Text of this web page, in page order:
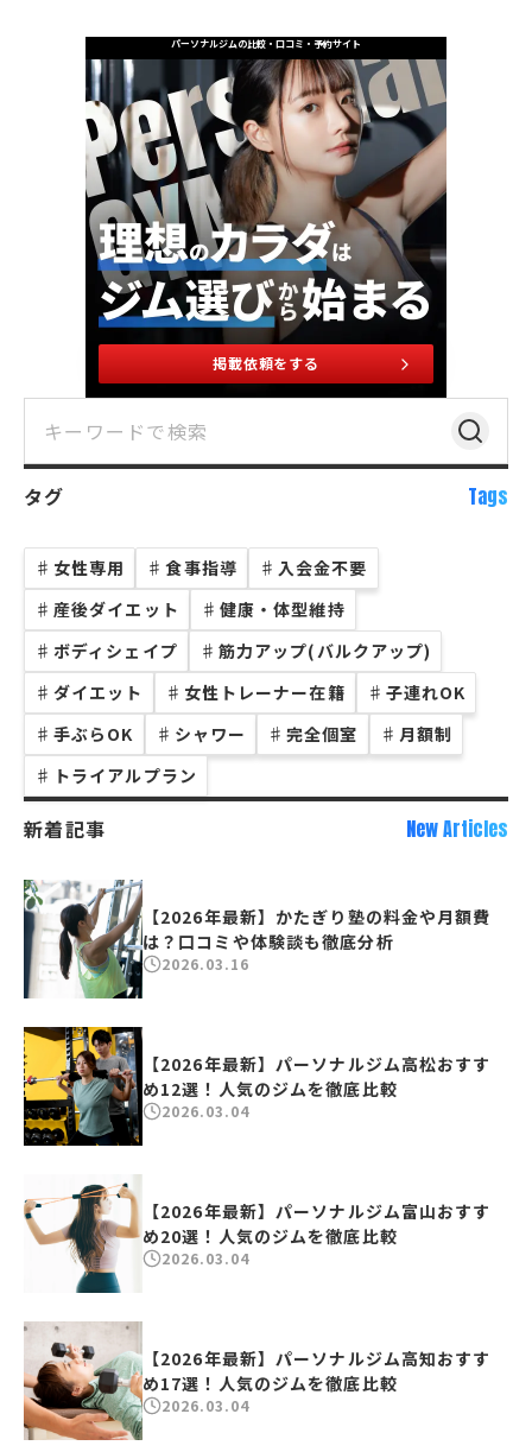
パーソナルジムの比較・口コミ・予約サイト
掲載依頼をする
タグ Tags
♯ 女性専用 ♯ 食事指導 ♯ 入会金不要
♯ 産後ダイエット ♯ 健康・体型維持
♯ ボディシェイプ ♯ 筋力アップ(バルクアップ)
♯ ダイエット ♯ 女性トレーナー在籍 ♯ 子連れOK
♯ 手ぶらOK ♯ シャワー ♯ 完全個室 ♯ 月額制
♯ トライアルプラン
新着記事 New Articles
【2026年最新】かたぎり塾の料金や月額費
は？口コミや体験談も徹底分析
2026.03.16
【2026年最新】パーソナルジム高松おすす
め12選！人気のジムを徹底比較
2026.03.04
【2026年最新】パーソナルジム富山おすす
め20選！人気のジムを徹底比較
2026.03.04
【2026年最新】パーソナルジム高知おすす
め17選！人気のジムを徹底比較
2026.03.04